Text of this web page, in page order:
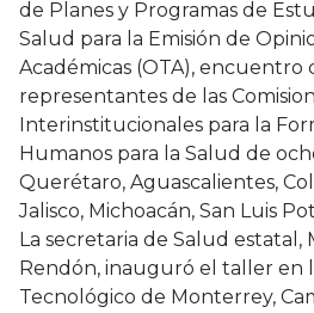
de Planes y Programas de
Salud para la Emisión de
Académicas (OTA), encuentro
representantes de las
Interinstitucionales para la
Humanos para la Salud de
Querétaro, Aguascalientes,
Jalisco, Michoacán, San Luis
La secretaria de Salud estatal,
Rendón, inauguró el taller en
Tecnológico de Monterrey,